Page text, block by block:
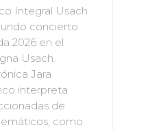
Integral Usach
concierto
2026 en el
Usach.
Jara
interpreta
de
como